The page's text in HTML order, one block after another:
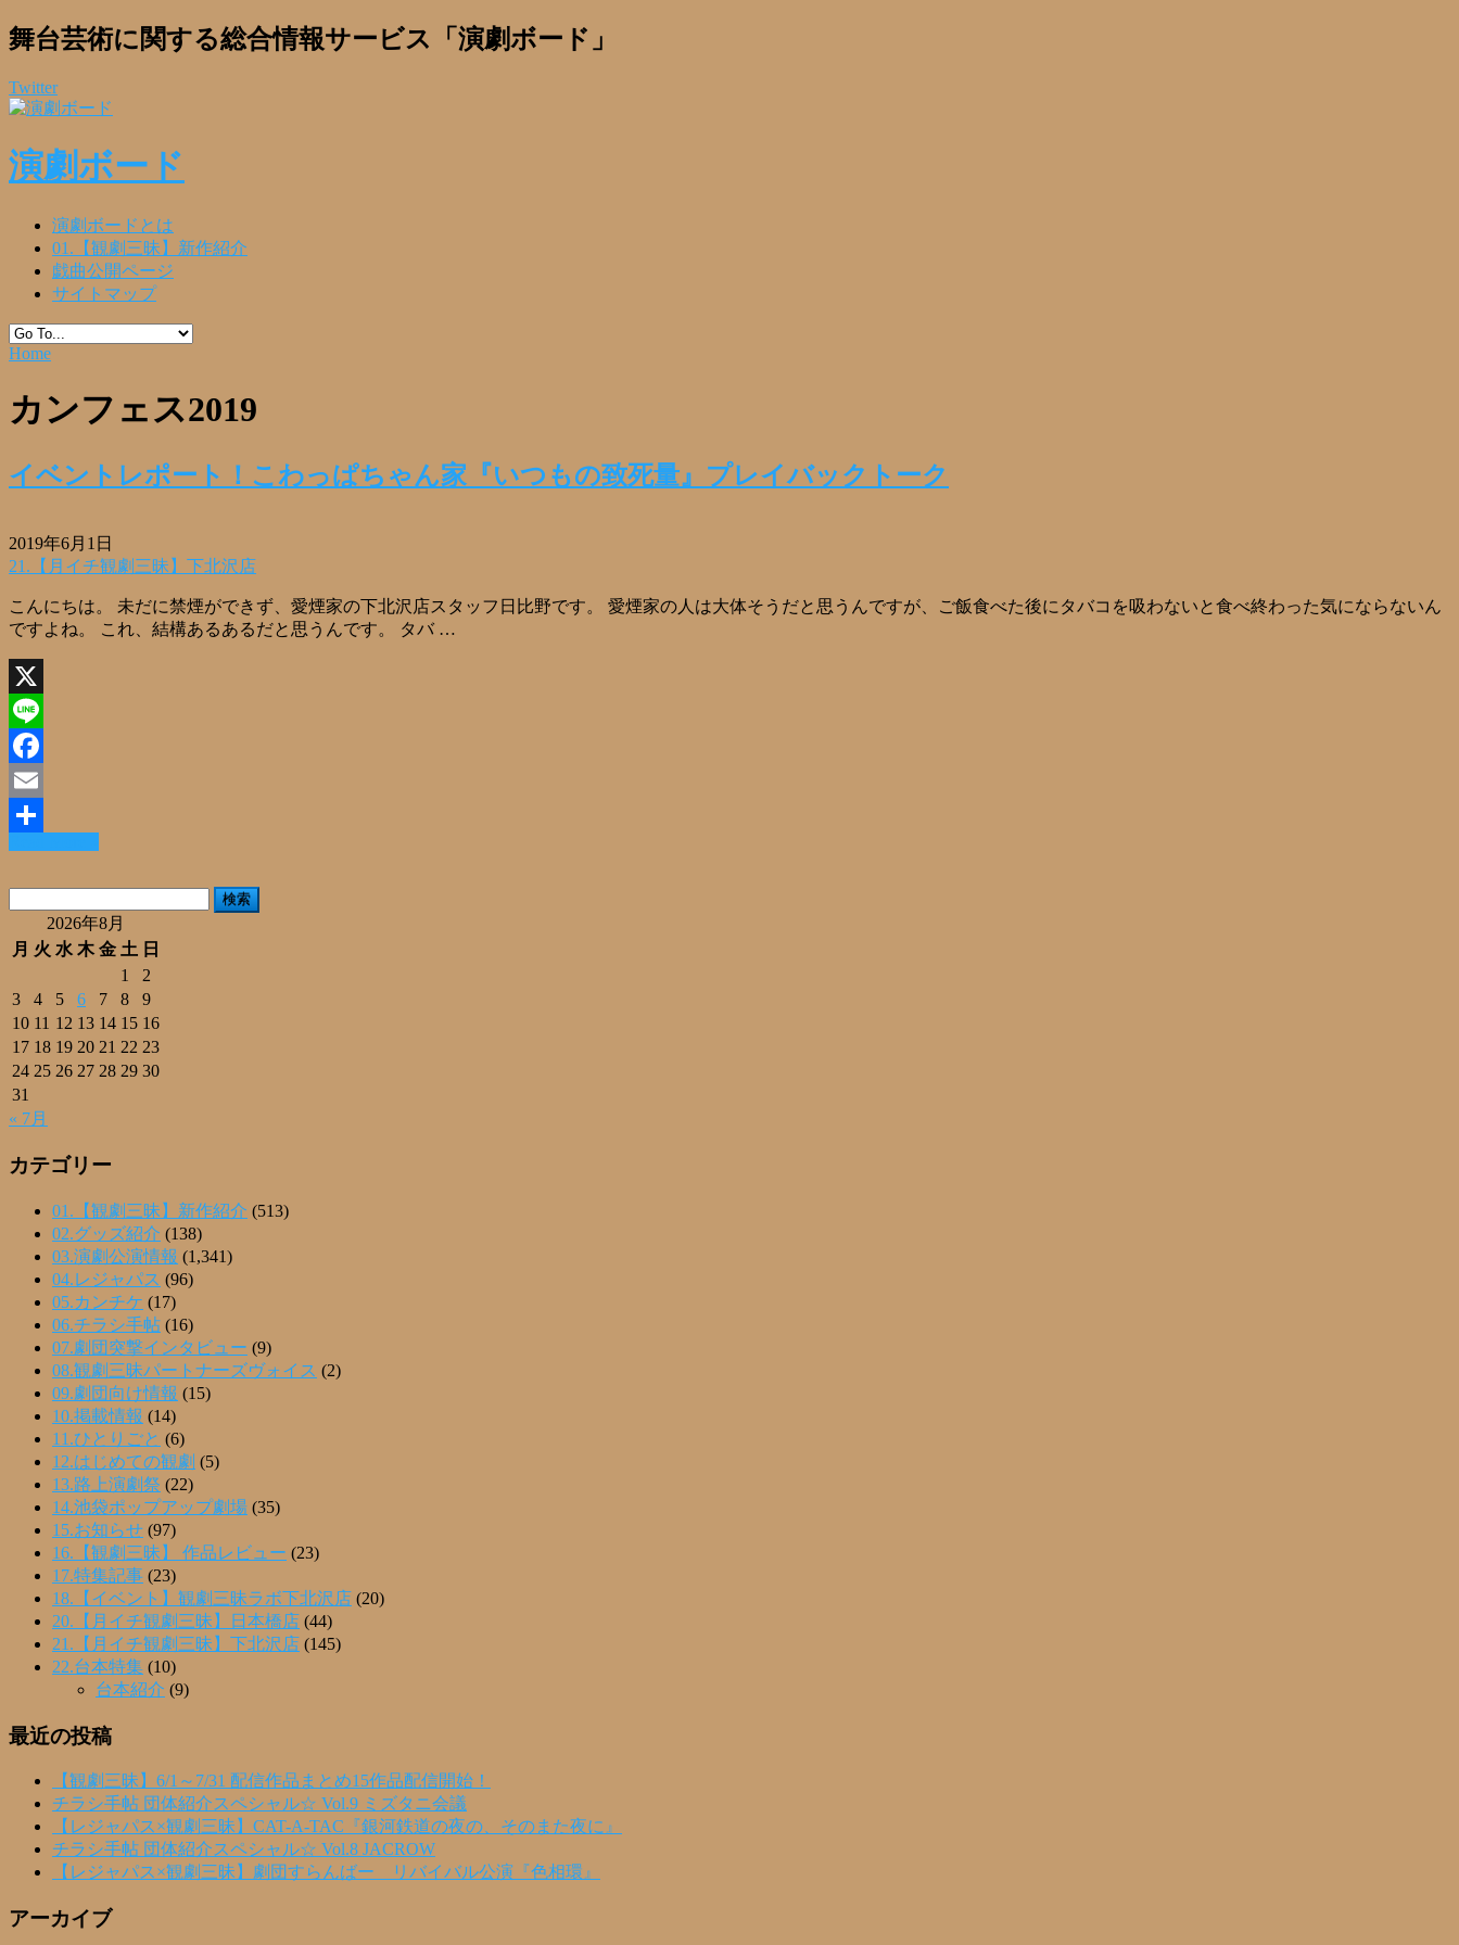
舞台芸術に関する総合情報サービス「演劇ボード」
Twitter
演劇ボード
演劇ボードとは
01.【観劇三昧】新作紹介
戯曲公開ページ
サイトマップ
Home
カンフェス2019
イベントレポート！こわっぱちゃん家『いつもの致死量』プレイバックトーク
2019年6月1日
21.【月イチ観劇三昧】下北沢店
こんにちは。 未だに禁煙ができず、愛煙家の下北沢店スタッフ日比野です。 愛煙家の人は大体そうだと思うんですが、ご飯食べた後にタバコを吸わないと食べ終わった気にならないん
ですよね。 これ、結構あるあるだと思うんです。 タバ …
X
Line
Facebook
Email
共
有
2026年8月
月 火 水 木 金 土 日
1
2
3
4 5 6 7 8
9
10 11 12 13 14 15 16
17 18 19 20 21 22 23
24 25 26 27 28 29 30
31
« 7月
カテゴリー
01.【観劇三昧】新作紹介 (513)
02.グッズ紹介 (138)
03.演劇公演情報 (1,341)
04.レジャパス (96)
05.カンチケ (17)
06.チラシ手帖 (16)
07.劇団突撃インタビュー (9)
08.観劇三昧パートナーズヴォイス (2)
09.劇団向け情報 (15)
10.掲載情報 (14)
11.ひとりごと (6)
12.はじめての観劇 (5)
13.路上演劇祭 (22)
14.池袋ポップアップ劇場 (35)
15.お知らせ (97)
16.【観劇三昧】 作品レビュー (23)
17.特集記事 (23)
18.【イベント】観劇三昧ラボ下北沢店 (20)
20.【月イチ観劇三昧】日本橋店 (44)
21.【月イチ観劇三昧】下北沢店 (145)
22.台本特集 (10)
台本紹介 (9)
最近の投稿
【観劇三昧】6/1～7/31 配信作品まとめ15作品配信開始！
チラシ手帖 団体紹介スペシャル☆ Vol.9 ミズタニ会議
【レジャパス×観劇三昧】CAT-A-TAC『銀河鉄道の夜の、そのまた夜に』
チラシ手帖 団体紹介スペシャル☆ Vol.8 JACROW
【レジャパス×観劇三昧】劇団すらんばー リバイバル公演『色相環』
アーカイブ